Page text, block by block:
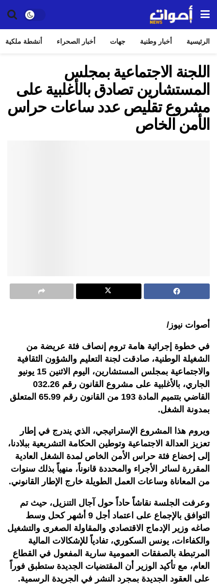
الرئيسية أخبار وطنية جهات أخبار الصحراء أنشطة ملكية
اللجنة الاجتماعية بمجلس
المستشارين تصادق بالأغلبية على
مشروع تقليص عدد ساعات حراس
الأمن الخاص
أصوات نيوز/
في خطوة إجرائية هامة تروم إنصاف فئة عريضة من
الشغيلة الوطنية، صادقت لجنة التعليم والشؤون الثقافية
والاجتماعية بمجلس المستشارين، اليوم الاثنين 15 يونيو
الجاري، بالأغلبية على مشروع القانون رقم 032.26
القاضي بتتميم المادة 193 من القانون رقم 65.99 المتعلق
بمدونة الشغل.
ويروم هذا المشروع الإستراتيجي، الذي يندرج في إطار
تعزيز العدالة الاجتماعية وتوطين الحكامة التشريعية ببلادنا،
إلى إخضاع فئة حراس الأمن الخاص لمدة الشغل العادية
المقررة لسائر الأجراء والمحددة قانوناً، منهياً بذلك سنوات
من المعاناة وساعات العمل الطويلة خارج الإطار القانوني.
وعرفت الجلسة نقاشاً حاداً حول آجال التنزيل، حيث تم
التوافق بالإجماع على اعتماد أجل 9 أشهر كحل وسط
صاغه وزير الإدماج الاقتصادي والمقاولة الصغرى والتشغيل
والكفاءات، يونس السكوري، تفادياً للإشكالات المالية
المرتبطة بالصفقات العمومية سارية المفعول في القطاع
العام، مع تأكيد الوزير أن المقتضيات الجديدة ستطبق فوراً
على العقود الجديدة بمجرد النشر في الجريدة الرسمية.